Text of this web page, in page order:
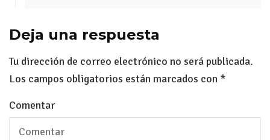
Deja una respuesta
Tu dirección de correo electrónico no será publicada.
Los campos obligatorios están marcados con *
Comentar